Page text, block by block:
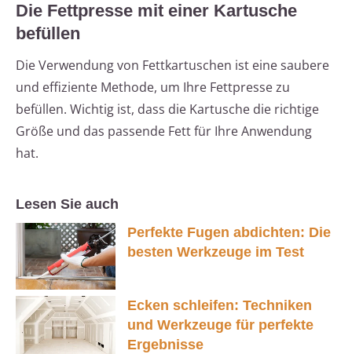
Die Fettpresse mit einer Kartusche
befüllen
Die Verwendung von Fettkartuschen ist eine saubere
und effiziente Methode, um Ihre Fettpresse zu
befüllen. Wichtig ist, dass die Kartusche die richtige
Größe und das passende Fett für Ihre Anwendung
hat.
Lesen Sie auch
Perfekte Fugen abdichten: Die
besten Werkzeuge im Test
Ecken schleifen: Techniken
und Werkzeuge für perfekte
Ergebnisse